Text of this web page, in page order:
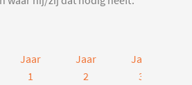
Jaar
1
Jaar
2
Jaar
3